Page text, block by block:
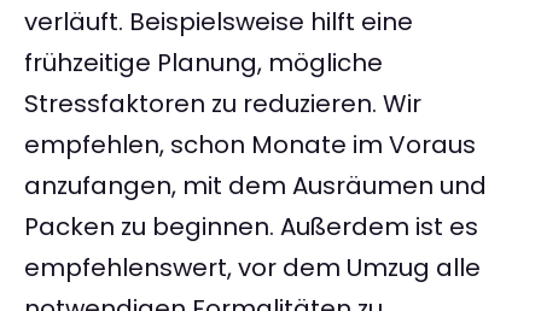
verläuft. Beispielsweise hilft eine
frühzeitige Planung, mögliche
Stressfaktoren zu reduzieren. Wir
empfehlen, schon Monate im Voraus
anzufangen, mit dem Ausräumen und
Packen zu beginnen. Außerdem ist es
empfehlenswert, vor dem Umzug alle